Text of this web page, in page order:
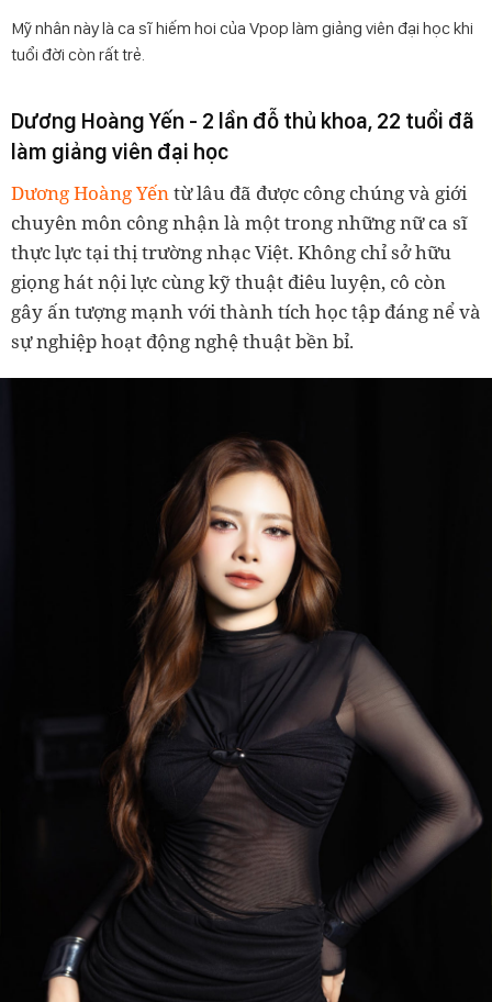
Mỹ nhân này là ca sĩ hiếm hoi của Vpop làm giảng viên đại học khi
tuổi đời còn rất trẻ.
Dương Hoàng Yến - 2 lần đỗ thủ khoa, 22 tuổi đã
làm giảng viên đại học
Dương Hoàng Yếntừ lâu đã được công chúng và giới
chuyên môn công nhận là một trong những nữ ca sĩ
thực lực tại thị trường nhạc Việt. Không chỉ sở hữu
giọng hát nội lực cùng kỹ thuật điêu luyện, cô còn
gây ấn tượng mạnh với thành tích học tập đáng nể và
sự nghiệp hoạt động nghệ thuật bền bỉ.